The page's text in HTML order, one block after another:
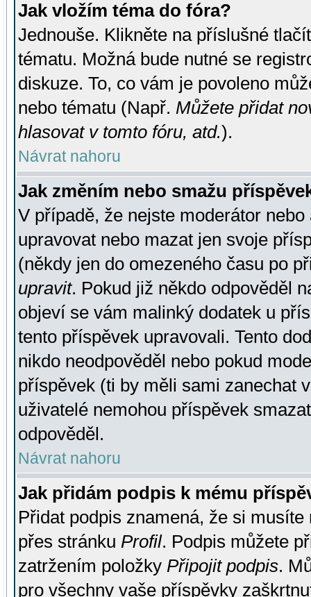
Jak vložím téma do fóra?
Jednouše. Klikněte na příslušné
tématu. Možná bude nutné se
diskuze. To, co vám je povoleno
nebo tématu (Např. Můžete přidat
hlasovat v tomto fóru, atd.).
Návrat nahoru
Jak změním nebo smažu
V případě, že nejste moderátor
upravovat nebo mazat jen svoje
(někdy jen do omezeného času po
upravit. Pokud již někdo odpověděl
objeví se vám malinký dodatek u
tento příspěvek upravovali. Tento
nikdo neodpověděl nebo pokud
příspěvek (ti by měli sami zanechat
uživatelé nemohou příspěvek
odpověděl.
Návrat nahoru
Jak přidám podpis k mému
Přidat podpis znamená, že si
přes stránku Profil. Podpis můžete
zatržením položky Připojit podpis.
pro všechny vaše příspěvky